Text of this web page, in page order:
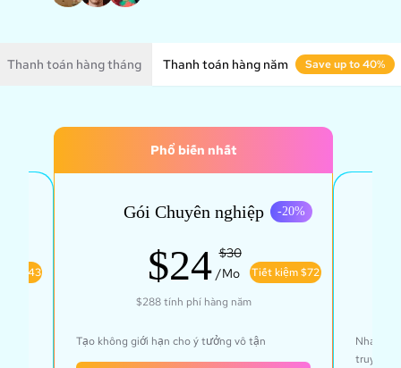
Thanh toán hàng tháng Thanh toán hàng năm Save up to 40%
$43
Phổ biến nhất
Gói Chuyên nghiệp -20%
$24 $30
/Mo
Tiết kiệm $72
$288 tính phí hàng năm
Tạo không giới hạn cho ý tưởng vô tận
Nhanh
truy cập